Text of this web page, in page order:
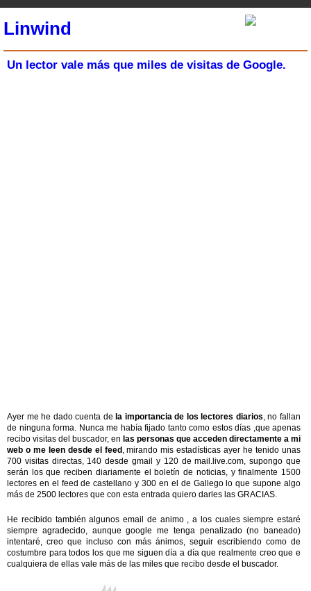
Linwind
Un lector vale más que miles de visitas de Google.
Ayer me he dado cuenta de la importancia de los lectores diarios, no fallan
de ninguna forma. Nunca me había fijado tanto como estos días ,que apenas
recibo visitas del buscador, en las personas que acceden directamente a mi
web o me leen desde el feed , mirando mis estadísticas ayer he tenido unas
700 visitas directas, 140 desde gmail y 120 de mail.live.com, supongo que
serán los que reciben diariamente el boletín de noticias, y finalmente 1500
lectores en el feed de castellano y 300 en el de Gallego lo que supone algo
más de 2500 lectores que con esta entrada quiero darles las GRACIAS.
He recibido también algunos email de animo , a los cuales siempre estaré
siempre agradecido, aunque google me tenga penalizado (no baneado)
intentaré, creo que incluso con más ánimos, seguir escribiendo como de
costumbre para todos los que me siguen día a día que realmente creo que e
cualquiera de ellas vale más de las miles que recibo desde el buscador.